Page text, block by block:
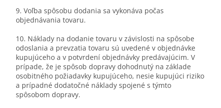
9. Voľba spôsobu dodania sa vykonáva počas
objednávania tovaru.
10. Náklady na dodanie tovaru v závislosti na spôsobe
odoslania a prevzatia tovaru sú uvedené v objednávke
kupujúceho a v potvrdení objednávky predávajúcim. V
prípade, že je spôsob dopravy dohodnutý na základe
osobitného požiadavky kupujúceho, nesie kupujúci riziko
a prípadné dodatočné náklady spojené s týmto
spôsobom dopravy.